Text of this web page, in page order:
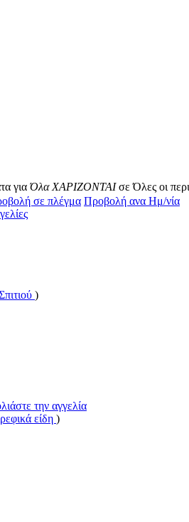
για Όλα ΧΑΡΙΖΟΝΤΑΙσε Όλες οι
σε πλέγμα Προβολή ανα Ημ/νία
)
την αγγελία
είδη )